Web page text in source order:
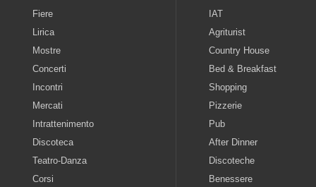
Fiere
Lirica
Mostre
Concerti
Incontri
Mercati
Intrattenimento
Discoteca
Teatro-Danza
Corsi
IAT
Agriturist
Country House
Bed & Breakfast
Shopping
Pizzerie
Pub
After Dinner
Discoteche
Benessere